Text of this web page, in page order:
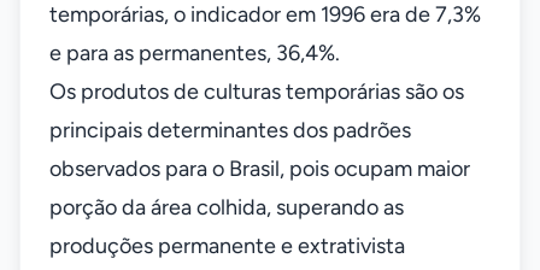
temporárias, o indicador em 1996 era de 7,3%
e para as permanentes, 36,4%.
Os produtos de culturas temporárias são os
principais determinantes dos padrões
observados para o Brasil, pois ocupam maior
porção da área colhida, superando as
produções permanente e extrativista